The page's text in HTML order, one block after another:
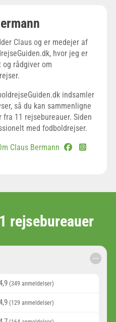
Claus og er medejer af
hvor jeg er
og rådgiver om
indsamler
så du kan sammenligne
11 rejsebureauer. Siden
med fodboldrejser.
Claus Bermann
rejsebureauer
(349 anmeldelser)
(129 anmeldelser)